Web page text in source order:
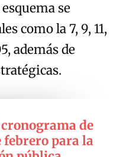
se
como la 7, 9, 11,
además de
de
febrero para la